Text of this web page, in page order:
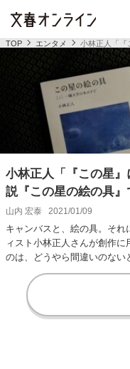
TOP エンタメ 小林正人「
小林正人「『この星
説『この星の絵の具
山内 宏泰 2021/01/09
キャンバスと、絵の具。そ
ィスト小林正人さんが創作
のは、どうやら間違いのない
当たりにすると、…